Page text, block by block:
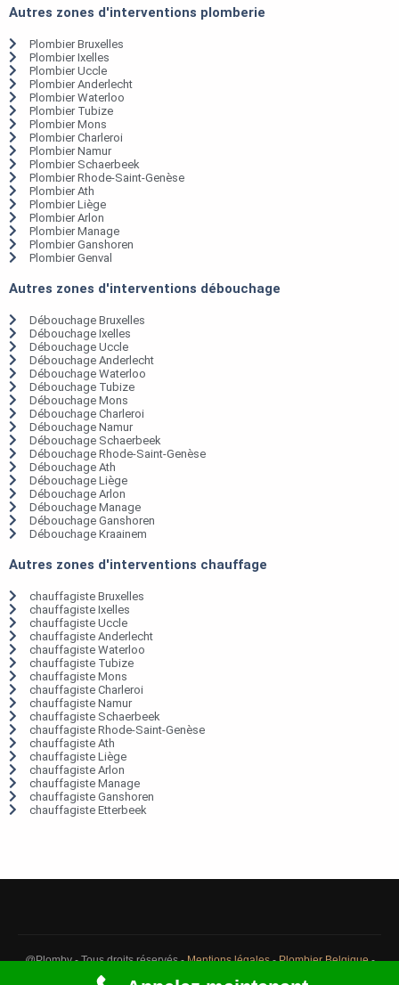
Autres zones d'interventions plomberie
Plombier Bruxelles
Plombier Ixelles
Plombier Uccle
Plombier Anderlecht
Plombier Waterloo
Plombier Tubize
Plombier Mons
Plombier Charleroi
Plombier Namur
Plombier Schaerbeek
Plombier Rhode-Saint-Genèse
Plombier Ath
Plombier Liège
Plombier Arlon
Plombier Manage
Plombier Ganshoren
Plombier Genval
Autres zones d'interventions débouchage
Débouchage Bruxelles
Débouchage Ixelles
Débouchage Uccle
Débouchage Anderlecht
Débouchage Waterloo
Débouchage Tubize
Débouchage Mons
Débouchage Charleroi
Débouchage Namur
Débouchage Schaerbeek
Débouchage Rhode-Saint-Genèse
Débouchage Ath
Débouchage Liège
Débouchage Arlon
Débouchage Manage
Débouchage Ganshoren
Débouchage Kraainem
Autres zones d'interventions chauffage
chauffagiste Bruxelles
chauffagiste Ixelles
chauffagiste Uccle
chauffagiste Anderlecht
chauffagiste Waterloo
chauffagiste Tubize
chauffagiste Mons
chauffagiste Charleroi
chauffagiste Namur
chauffagiste Schaerbeek
chauffagiste Rhode-Saint-Genèse
chauffagiste Ath
chauffagiste Liège
chauffagiste Arlon
chauffagiste Manage
chauffagiste Ganshoren
chauffagiste Etterbeek
@Plomby - Tous droits réservés -Mentions légales-Plombier Belgique-
Débouchage Belgique